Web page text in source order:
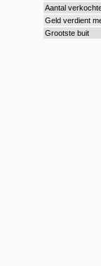
Aantal
Geld verdient
Grootste buit